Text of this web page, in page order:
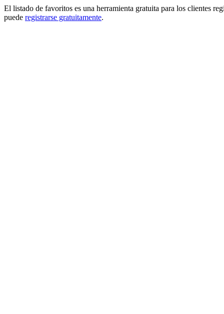
El listado de favoritos es una herramienta gratuita para los clientes
puede registrarse gratuitamente.